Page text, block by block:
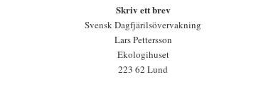
Skriv ett brev
Svensk Dagfjärilsövervakning
Lars Pettersson
Ekologihuset
223 62 Lund